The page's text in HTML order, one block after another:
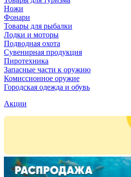
Ножи
Фонари
Товары для рыбалки
Лодки и моторы
Подводная охота
Сувенирная продукция
Пиротехника
Запасные части к оружию
Комиссионное оружие
Городская одежда и обувь
Акции